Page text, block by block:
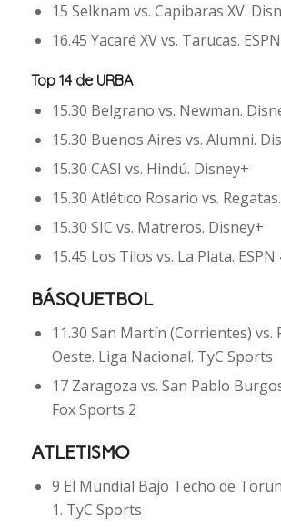
15 Selknam vs. Capibaras XV.
16.45 Yacaré XV vs. Tarucas.
Top 14 de URBA
15.30 Belgrano vs. Newman.
15.30 Buenos Aires vs. Alumni.
15.30 CASI vs. Hindú. Disney+
15.30 Atlético Rosario vs.
15.30 SIC vs. Matreros. Disney+
15.45 Los Tilos vs. La Plata.
BÁSQUETBOL
11.30 San Martín (Corrientes) vs.
Oeste. Liga Nacional. TyC Sports
17 Zaragoza vs. San Pablo
Fox Sports 2
ATLETISMO
9 El Mundial Bajo Techo de
1. TyC Sports